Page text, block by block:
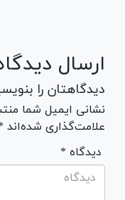
ارسال
دیدگاهتان را
نشانی ایمیل شما
علامت‌گذاری شده‌اند
* دیدگاه